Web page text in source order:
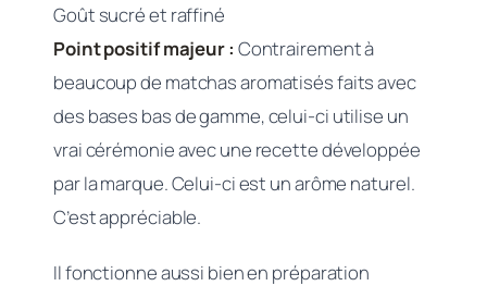
Goût sucré et raffiné
Point positif majeur : Contrairement à
beaucoup de matchas aromatisés faits avec
des bases bas de gamme, celui-ci utilise un
vrai cérémonie avec une recette développée
par la marque. Celui-ci est un arôme naturel.
C’est appréciable.
Il fonctionne aussi bien en préparation